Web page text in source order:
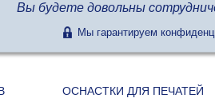
Вы будете довольны
Мы гарантируем
ОСНАСТКИ ДЛЯ ПЕЧАТЕЙ